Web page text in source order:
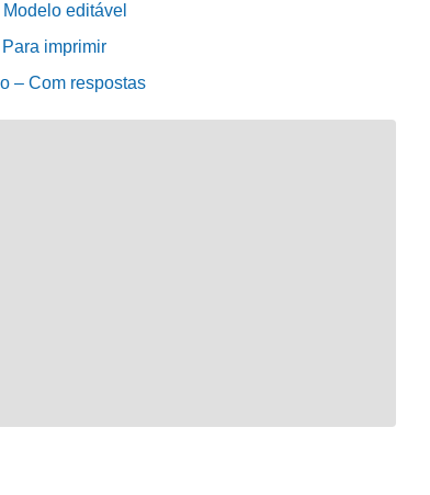
editável
imprimir
– Com respostas